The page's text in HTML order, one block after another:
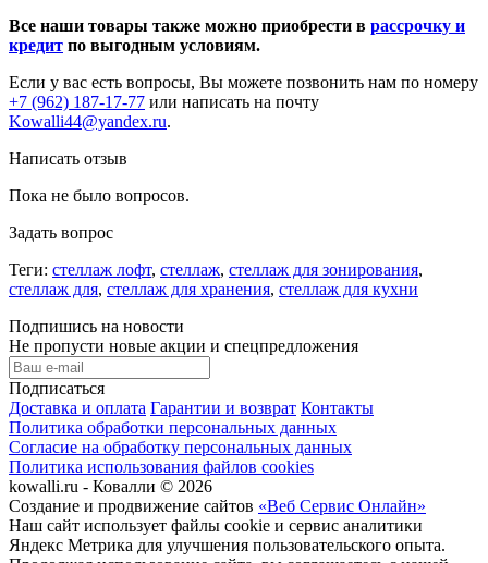
Все наши товары также можно приобрести в рассрочку и
кредит по выгодным условиям.
Если у вас есть вопросы, Вы можете позвонить нам по номеру
+7 (962) 187-17-77 или написать на почту
Kowalli44@yandex.ru.
Написать отзыв
Пока не было вопросов.
Задать вопрос
Теги: стеллаж лофт, стеллаж, стеллаж для зонирования,
стеллаж для, стеллаж для хранения, стеллаж для кухни
Подпишись на новости
Не пропусти новые акции и спецпредложения
Подписаться
Доставка и оплата Гарантии и возврат Контакты
Политика обработки персональных данных
Согласие на обработку персональных данных
Политика использования файлов cookies
kowalli.ru - Ковалли © 2026
Создание и продвижение сайтов «Веб Сервис Онлайн»
Наш сайт использует файлы cookie и сервис аналитики
Яндекс Метрика для улучшения пользовательского опыта.